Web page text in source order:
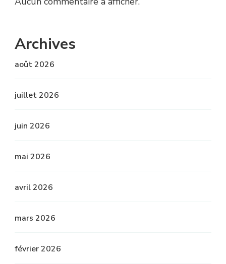
Archives
août 2026
juillet 2026
juin 2026
mai 2026
avril 2026
mars 2026
février 2026